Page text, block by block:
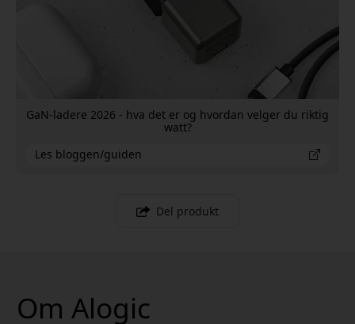
GaN-ladere 2026 - hva det er og hvordan velger du riktig
watt?
Les bloggen/guiden
Del produkt
Om Alogic